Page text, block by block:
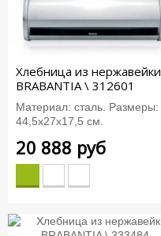
Хлебница из нержавейки
BRABANTIA \ 312601
Материал: сталь. Размеры:
44,5х27х17,5 см.
20 888 руб